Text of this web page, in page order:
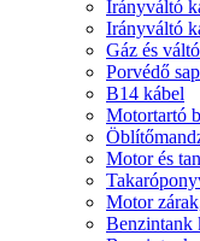
Irányváltó
Irányváltó
Gáz és
Porvédő
B14 kábel
Motortartó
Motor és
Motor
Benzintank